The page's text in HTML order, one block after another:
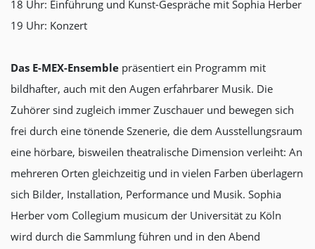
18 Uhr: Einführung und Kunst-Gespräche mit Sophia Herber
19 Uhr: Konzert
Das E-MEX-Ensemble präsentiert ein Programm mit
bildhafter, auch mit den Augen erfahrbarer Musik. Die
Zuhörer sind zugleich immer Zuschauer und bewegen sich
frei durch eine tönende Szenerie, die dem Ausstellungsraum
eine hörbare, bisweilen theatralische Dimension verleiht: An
mehreren Orten gleichzeitig und in vielen Farben überlagern
sich Bilder, Installation, Performance und Musik. Sophia
Herber vom Collegium musicum der Universität zu Köln
wird durch die Sammlung führen und in den Abend